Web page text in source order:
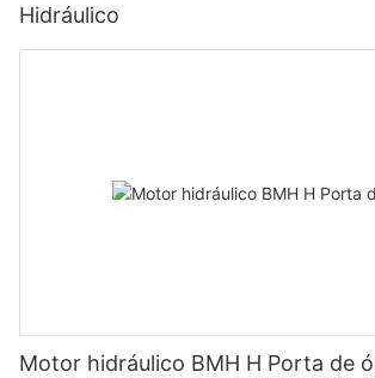
Hidráulico
Motor hidráulico BMH H Porta de